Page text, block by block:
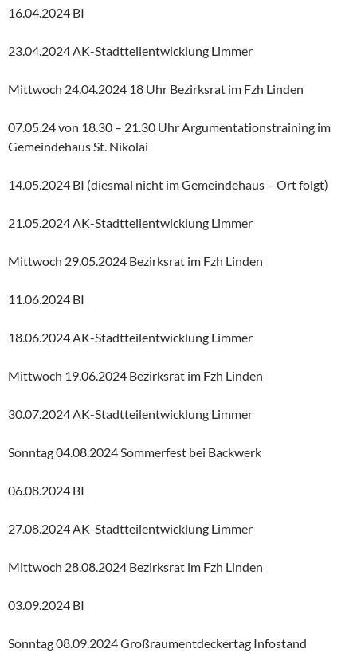
16.04.2024 BI
23.04.2024 AK-Stadtteilentwicklung Limmer
Mittwoch 24.04.2024 18 Uhr Bezirksrat im Fzh Linden
07.05.24 von 18.30 – 21.30 Uhr Argumentationstraining im
Gemeindehaus St. Nikolai
14.05.2024 BI (diesmal nicht im Gemeindehaus – Ort folgt)
21.05.2024 AK-Stadtteilentwicklung Limmer
Mittwoch 29.05.2024 Bezirksrat im Fzh Linden
11.06.2024 BI
18.06.2024 AK-Stadtteilentwicklung Limmer
Mittwoch 19.06.2024 Bezirksrat im Fzh Linden
30.07.2024 AK-Stadtteilentwicklung Limmer
Sonntag 04.08.2024 Sommerfest bei Backwerk
06.08.2024 BI
27.08.2024 AK-Stadtteilentwicklung Limmer
Mittwoch 28.08.2024 Bezirksrat im Fzh Linden
03.09.2024 BI
Sonntag 08.09.2024 Großraumentdeckertag Infostand